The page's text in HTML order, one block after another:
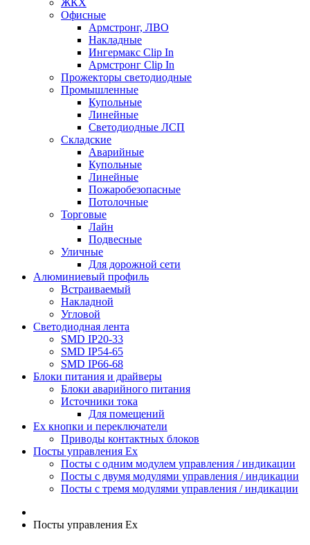
ЖКХ
Офисные
Армстронг, ЛВО
Накладные
Ингермакс Clip In
Армстронг Clip In
Прожекторы светодиодные
Промышленные
Купольные
Линейные
Светодиодные ЛСП
Складские
Аварийные
Купольные
Линейные
Пожаробезопасные
Потолочные
Торговые
Лайн
Подвесные
Уличные
Для дорожной сети
Алюминиевый профиль
Встраиваемый
Накладной
Угловой
Светодиодная лента
SMD IP20-33
SMD IP54-65
SMD IP66-68
Блоки питания и драйверы
Блоки аварийного питания
Источники тока
Для помещений
Ex кнопки и переключатели
Приводы контактных блоков
Посты управления Ex
Посты с одним модулем управления / индикации
Посты с двумя модулями управления / индикации
Посты с тремя модулями управления / индикации
Посты управления Ex